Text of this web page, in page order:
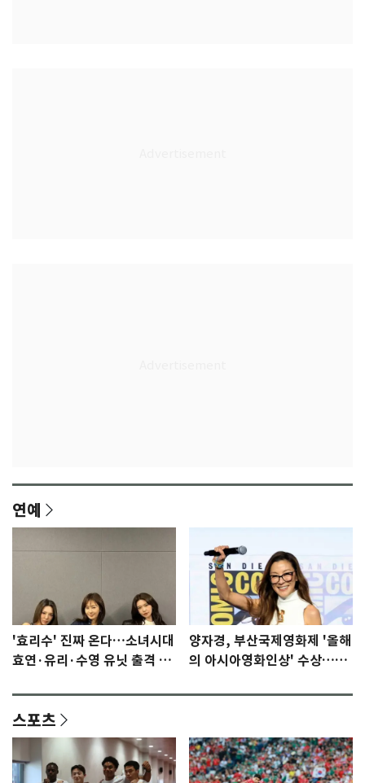
연예
'효리수' 진짜 온다…소녀시대
효연·유리·수영 유닛 출격 [N
양자경, 부산국제영화제 '올해
의 아시아영화인상' 수상…15
스포츠